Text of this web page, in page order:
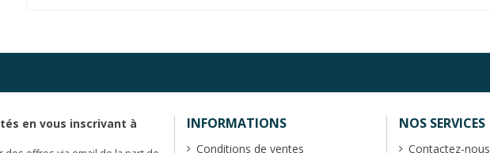
en vous inscrivant à
INFORMATIONS
Conditions de ventes
NOS SERVICES
Contactez-nous